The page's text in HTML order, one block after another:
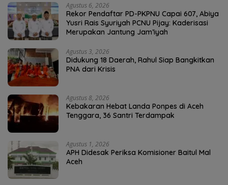
Agustus 6, 2026
Rekor Pendaftar PD-PKPNU Capai 607, Abiya
Yusri Rais Syuriyah PCNU Pijay: Kaderisasi
Merupakan Jantung Jam’iyah
Agustus 3, 2026
Didukung 18 Daerah, Rahul Siap Bangkitkan
PNA dari Krisis
Agustus 8, 2026
Kebakaran Hebat Landa Ponpes di Aceh
Tenggara, 36 Santri Terdampak
Agustus 1, 2026
APH Didesak Periksa Komisioner Baitul Mal
Aceh